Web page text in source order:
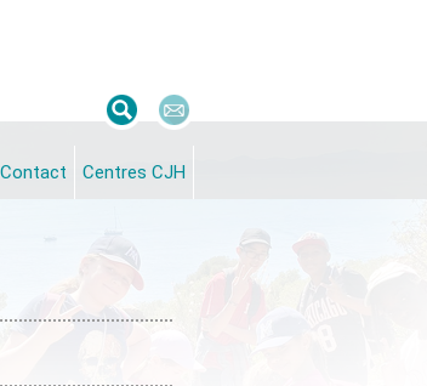
Contact Centres CJH